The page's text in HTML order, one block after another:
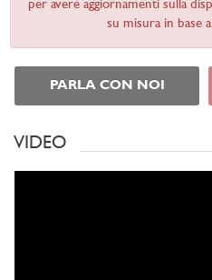
per avere aggiornamenti sulla
su misura in base
PARLA CON NOI
VIDEO